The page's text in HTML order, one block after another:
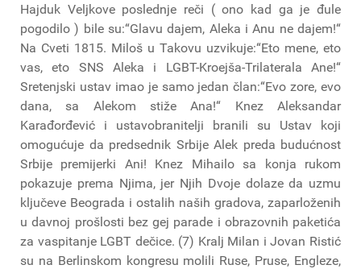
Hajduk Veljkove poslednje reči ( ono kad ga je đule
pogodilo ) bile su:“Glavu dajem, Aleka i Anu ne dajem!“
Na Cveti 1815. Miloš u Takovu uzvikuje:“Eto mene, eto
vas, eto SNS Aleka i LGBT-Kroejša-Trilaterala Ane!“
Sretenjski ustav imao je samo jedan član:“Evo zore, evo
dana, sa Alekom stiže Ana!“ Knez Aleksandar
Karađorđević i ustavobranitelji branili su Ustav koji
omogućuje da predsednik Srbije Alek preda budućnost
Srbije premijerki Ani! Knez Mihailo sa konja rukom
pokazuje prema Njima, jer Njih Dvoje dolaze da uzmu
ključeve Beograda i ostalih naših gradova, zaparloženih
u davnoj prošlosti bez gej parade i obrazovnih paketića
za vaspitanje LGBT dečice. (7) Kralj Milan i Jovan Ristić
su na Berlinskom kongresu molili Ruse, Pruse, Engleze,